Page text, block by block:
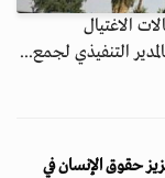
حالات الاغتيال
التنفيذي لجمع...
حقوق الإنسان في